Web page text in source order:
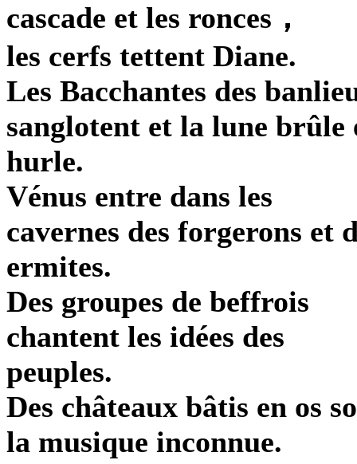
cascade et les ronces，
les cerfs tettent Diane.
Les Bacchantes des
sanglotent et la lune brûle
hurle.
Vénus entre dans les
cavernes des forgerons et
ermites.
Des groupes de beffrois
chantent les idées des
peuples.
Des châteaux bâtis en os
la musique inconnue.